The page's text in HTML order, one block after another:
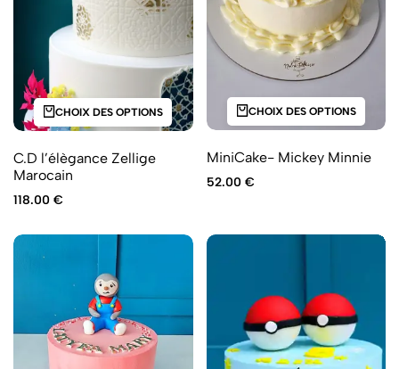
CHOIX DES OPTIONS
C.D l’élègance Zellige
Marocain
118.00 €
CHOIX DES OPTIONS
MiniCake- Mickey Minnie
52.00 €